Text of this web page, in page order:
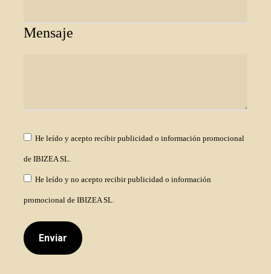
Mensaje
He leído y acepto recibir publicidad o información promocional
de IBIZEA SL.
He leído y no acepto recibir publicidad o información
promocional de IBIZEA SL.